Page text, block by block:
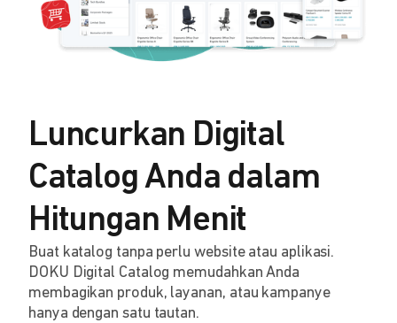
Luncurkan Digital
Catalog Anda dalam
Hitungan Menit
Buat katalog tanpa perlu website atau aplikasi.
DOKU Digital Catalog memudahkan Anda
membagikan produk, layanan, atau kampanye
hanya dengan satu tautan.